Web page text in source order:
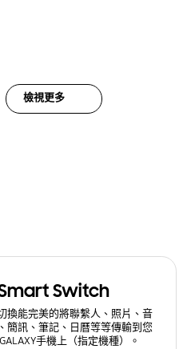
檢視更多
Switch
換能完美的將聯繫人、照片、音
簡訊、筆記、日曆等等傳輸到您
手機上（指定機種）。